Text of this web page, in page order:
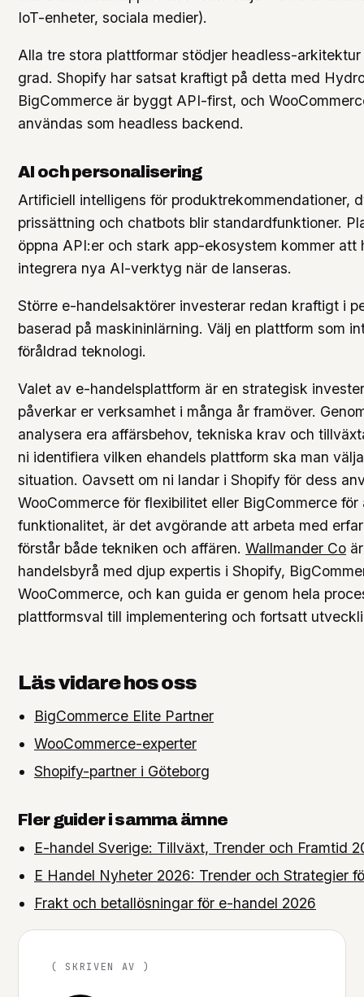
IoT-enheter, sociala medier).
Alla tre stora plattformar stödjer headless-
grad. Shopify har satsat kraftigt på detta med
BigCommerce är byggt API-first, och
användas som headless backend.
AI och personalisering
Artificiell intelligens för produktrekommendationer,
prissättning och chatbots blir standardfunktioner.
öppna API:er och stark app-ekosystem kommer att
integrera nya AI-verktyg när de lanseras.
Större e-handelsaktörer investerar redan kraftigt i
baserad på maskininlärning. Välj en plattform som
föråldrad teknologi.
Valet av e-handelsplattform är en strategisk
påverkar er verksamhet i många år framöver.
analysera era affärsbehov, tekniska krav och
ni identifiera vilken ehandels plattform ska man
situation. Oavsett om ni landar i Shopify för dess
WooCommerce för flexibilitet eller BigCommerce
funktionalitet, är det avgörande att arbeta med
förstår både tekniken och affären. Wallmander Co
handelsbyrå med djup expertis i Shopify,
WooCommerce, och kan guida er genom hela
plattformsval till implementering och fortsatt
Läs vidare hos oss
BigCommerce Elite Partner
WooCommerce-experter
Shopify-partner i Göteborg
Fler guider i samma ämne
E-handel Sverige: Tillväxt, Trender och Framtid
E Handel Nyheter 2026: Trender och Strategier
Frakt och betallösningar för e-handel 2026
( SKRIVEN AV )